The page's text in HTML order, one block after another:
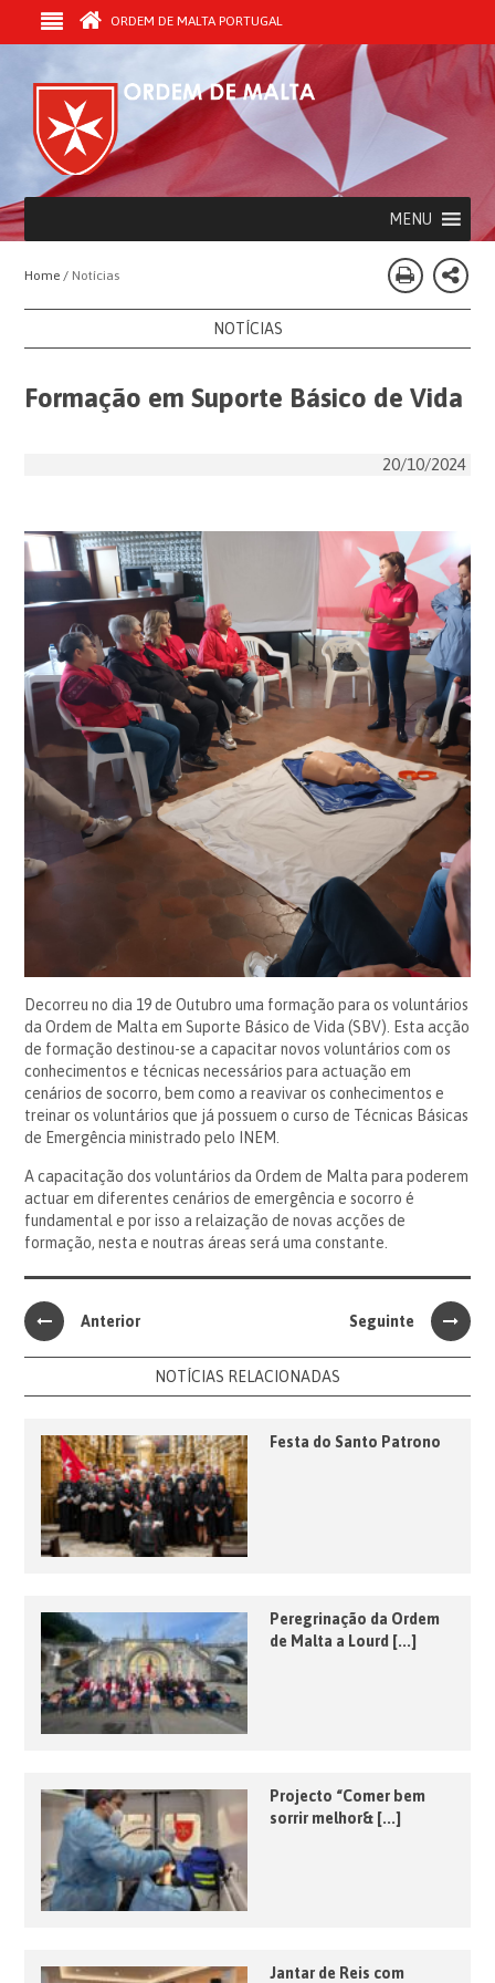
ORDEM DE MALTA PORTUGAL
MENU
Home / Notícias
NOTÍCIAS
Formação em Suporte Básico de Vida
20/10/2024
Decorreu no dia 19 de Outubro uma formação para os voluntários
da Ordem de Malta em Suporte Básico de Vida (SBV). Esta acção
de formação destinou-se a capacitar novos voluntários com os
conhecimentos e técnicas necessários para actuação em
cenários de socorro, bem como a reavivar os conhecimentos e
treinar os voluntários que já possuem o curso de Técnicas Básicas
de Emergência ministrado pelo INEM.
A capacitação dos voluntários da Ordem de Malta para poderem
actuar em diferentes cenários de emergência e socorro é
fundamental e por isso a relaização de novas acções de
formação, nesta e noutras áreas será uma constante.
Anterior Seguinte
NOTÍCIAS RELACIONADAS
Festa do Santo Patrono
Peregrinação da Ordem
de Malta a Lourd [...]
Projecto “Comer bem
sorrir melhor& [...]
Jantar de Reis com